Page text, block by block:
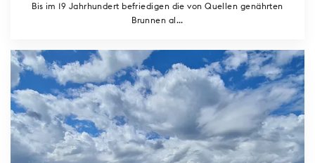
Bis im 19 Jahrhundert befriedigen die von Quellen genährten
Brunnen al...